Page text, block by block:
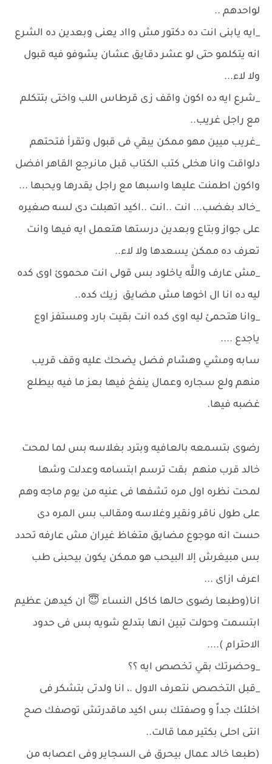
لواحدهم ..
_ايه يابنى انت ده دكتور مش وااد يعنى وبعدين ده الشرع
انه يتكلمو حتى لو عشر دقايق عشان يشوفو فيه قبول
ولا لاء...
_شرع ايه ده اكون واقف زى قرطاس اللب واختى بتتكلم
مع راجل غريب..
_غريب ميين مهو ممكن يبقي فى قبول وتقرأ فتحتهم
دلواقت وانا هخلى كتب الكتاب قبل مانرجع القاهر افضل
واكون اطمنت عليها واسبها مع راجل يقدرها ويحبها ...
_خالد بغضب... انت ..انت ..اكيد اتهبلت دى لسه صغيره
على جواز وبتاع وبعدين درستها هتعمل ايه فيها وانت
تعرف ده ممكن يسعدها ولا لاء..
_مش عارف واللَّه ياخلود بس قولى انت محموئ اوى كده
ليه ده انا ال اخوها مش مضايق زيك كده..
_وانا هتحمئ ليه اوى كده انت بقيت بارد ومستفز اوع
ياجدع ....
سابه ومشي وهشام فضل يضحك عليه وقف قريب
منهم ولع سجاره وعمال ينفخ فيها بعز ما فيه بيطلع
غضبه فيها.
رضوى بتسمعه بالعافيه وبترد بغلاسه بس لما لمحت
خالد قرب منهم بقت ترسم ابتسامه وعدلت وشها
لمحت نظره اول مره تشفها فى عنيه من يوم ماجه وهم
على طول ناقر ونقير وغلاسه ومقالب بس المره دى
حست انه موجوع مضايق متغاظ غيران مش عارفه تحدد
بس مبيغرش إلا البيحب هو ممكن يكون بيحبنى طب
اعرف ازاى ...
انا(وطبعا رضوى حالها كاكل النساء 😇 ان كيدهن عظيم
ابتسمت وحولت تبين انها بتدلع شويه بس فى حدود
الاحترام )....
_وحضرتك بقي تخصص ايه ؟؟
_قبل التخصص نتعرف الاول .، انا ولدتى بتشكر فى
اخلئك جداً و وصفتك بس اكيد ماقدرتش توصفك صح
انتى احلى بكتير مما قالت..
(طبعا خالد عمال بيحرق فى السجاير وفى اعصابه من